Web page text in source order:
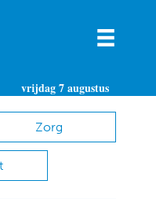
vrijdag 7 augustus
Zorg